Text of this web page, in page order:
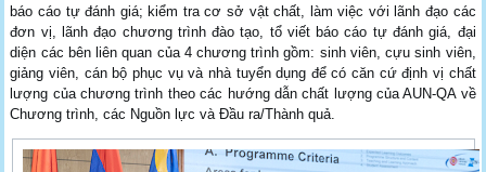
báo cáo tự đánh giá; kiểm tra cơ sở vật chất, làm việc với lãnh đạo các
đơn vị, lãnh đạo chương trình đào tạo, tổ viết báo cáo tự đánh giá, đại
diện các bên liên quan của 4 chương trình gồm: sinh viên, cựu sinh viên,
giảng viên, cán bộ phục vụ và nhà tuyển dụng để có căn cứ định vị chất
lượng của chương trình theo các hướng dẫn chất lượng của AUN-QA về
Chương trình, các Nguồn lực và Đầu ra/Thành quả.